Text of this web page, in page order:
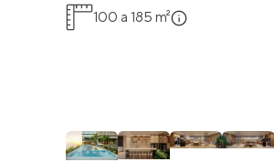
100 a 185 m²